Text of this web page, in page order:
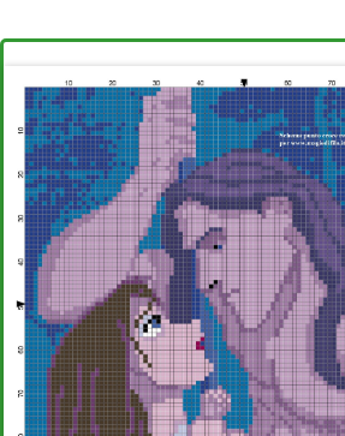
Ultimi schemi
Alfabeto
Bambini
Disney
Thun